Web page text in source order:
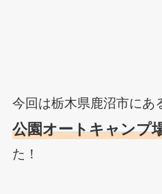
今回は栃木県鹿沼市にあ
公園オートキャンプ
た！